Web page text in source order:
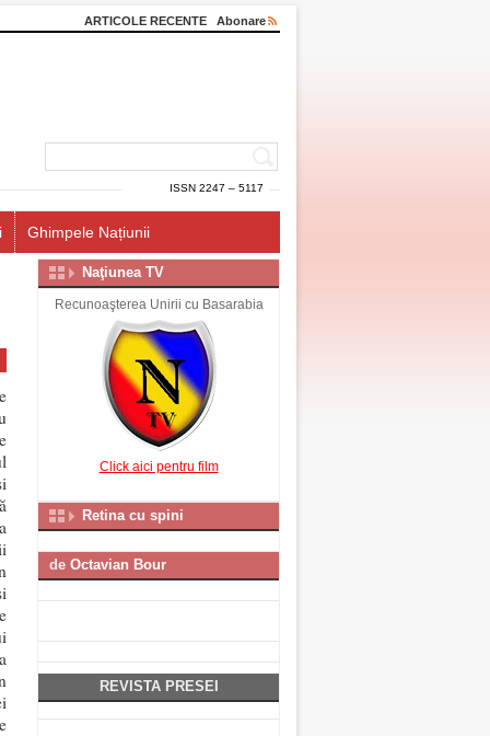
ARTICOLE RECENTE Abonare
ISSN 2247 – 5117
Ghimpele Națiunii
Naţiunea TV
Recunoaşterea Unirii cu Basarabia
Click aici pentru film
Retina cu spini
de Octavian Bour
REVISTA PRESEI